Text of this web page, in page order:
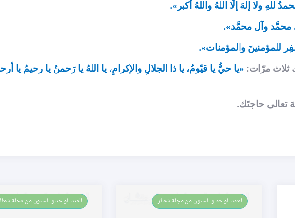
للهِ ولا إلهَ إلّا اللهُ واللهُ أكبر».
محمَّد وآل محمَّد».
للمؤمنينَ والمؤمنات».
«يا حيُّ يا قيّومُ، يا ذا الجلالِ والإكرامِ، يا اللهُ يا رَحمنُ يا رحيمُ يا
تعالى حاجتَك.
العـدد الواحد و الستون من مجلة شعائر العـدد الواحد و الستون من مجلة